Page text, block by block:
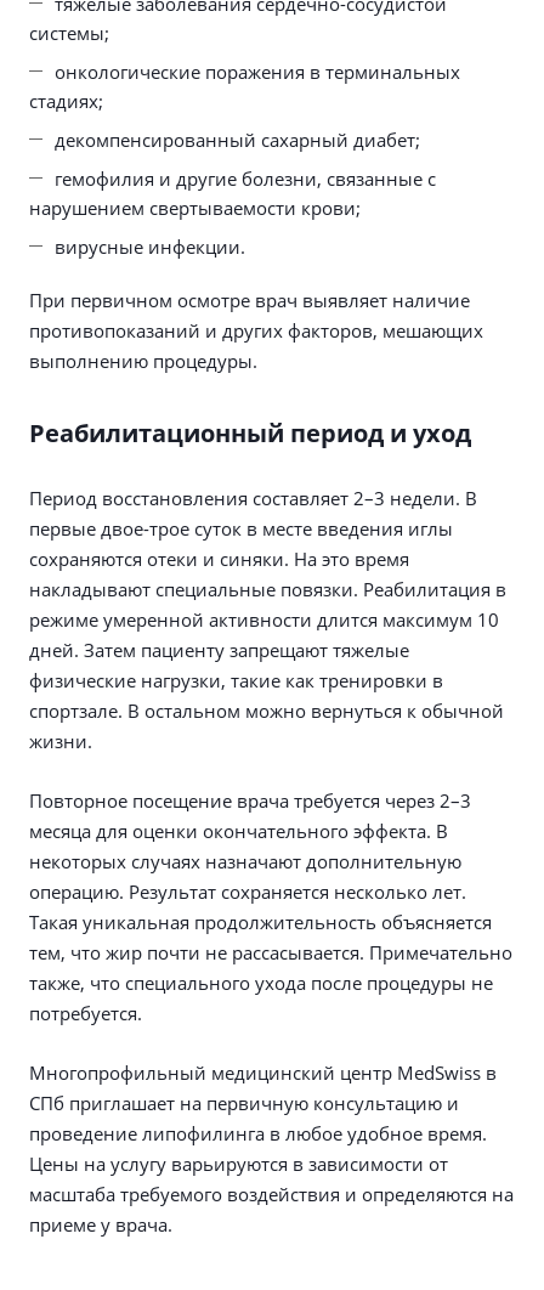
системы;
онкологические поражения в терминальных
стадиях;
декомпенсированный сахарный диабет;
гемофилия и другие болезни, связанные с
нарушением свертываемости крови;
вирусные инфекции.
При первичном осмотре врач выявляет наличие
противопоказаний и других факторов, мешающих
выполнению процедуры.
Реабилитационный период и уход
Период восстановления составляет 2–3 недели. В
первые двое-трое суток в месте введения иглы
сохраняются отеки и синяки. На это время
накладывают специальные повязки. Реабилитация в
режиме умеренной активности длится максимум 10
дней. Затем пациенту запрещают тяжелые
физические нагрузки, такие как тренировки в
спортзале. В остальном можно вернуться к обычной
жизни.
Повторное посещение врача требуется через 2–3
месяца для оценки окончательного эффекта. В
некоторых случаях назначают дополнительную
операцию. Результат сохраняется несколько лет.
Такая уникальная продолжительность объясняется
тем, что жир почти не рассасывается. Примечательно
также, что специального ухода после процедуры не
потребуется.
Многопрофильный медицинский центр MedSwiss в
СПб приглашает на первичную консультацию и
проведение липофилинга в любое удобное время.
Цены на услугу варьируются в зависимости от
масштаба требуемого воздействия и определяются на
приеме у врача.